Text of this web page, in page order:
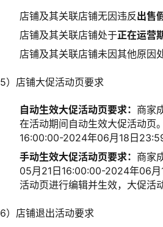
店铺及其关联店铺无因违反出售
店铺及其关联店铺处于正在运营
店铺及其关联店铺未因其他原因
5）店铺大促活动页要求
自动生效大促活动页要求： 商家
在活动期间自动生效大促活动页
16:00:00-2024年06月18日
手动生效大促活动页要求： 商家
05月21日16:00:00-2024年06
活动页进行编辑并生效，大促活
6）店铺退出活动要求